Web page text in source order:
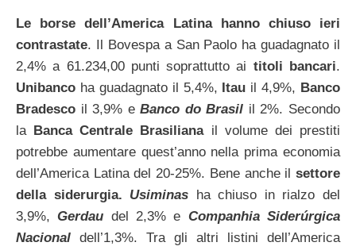
Le borse dell’America Latina hanno chiuso ieri
contrastate. Il Bovespa a San Paolo ha guadagnato il
2,4% a 61.234,00 punti soprattutto ai titoli bancari.
Unibanco ha guadagnato il 5,4%, Itau il 4,9%, Banco
Bradesco il 3,9% eBanco do Brasil il 2%. Secondo
laBanca Centrale Brasilianail volume dei prestiti
potrebbe aumentare quest’anno nella prima economia
dell’America Latina del 20-25%. Bene anche il settore
della siderurgia. Usiminas ha chiuso in rialzo del
3,9%,Gerdau del 2,3% e Companhia Siderúrgica
Nacional dell’1,3%. Tra gli altri listini dell’America